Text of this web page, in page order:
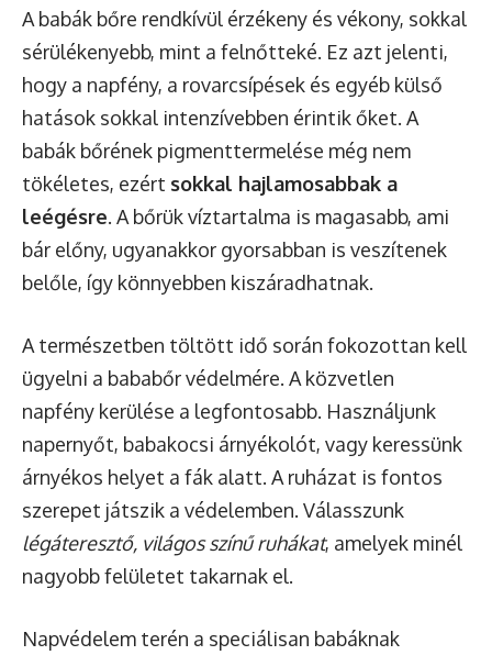
A babák bőre rendkívül érzékeny és vékony, sokkal
sérülékenyebb, mint a felnőtteké. Ez azt jelenti,
hogy a napfény, a rovarcsípések és egyéb külső
hatások sokkal intenzívebben érintik őket. A
babák bőrének pigmenttermelése még nem
tökéletes, ezért sokkal hajlamosabbak a
leégésre. A bőrük víztartalma is magasabb, ami
bár előny, ugyanakkor gyorsabban is veszítenek
belőle, így könnyebben kiszáradhatnak.
A természetben töltött idő során fokozottan kell
ügyelni a bababőr védelmére. A közvetlen
napfény kerülése a legfontosabb. Használjunk
napernyőt, babakocsi árnyékolót, vagy keressünk
árnyékos helyet a fák alatt. A ruházat is fontos
szerepet játszik a védelemben. Válasszunk
légáteresztő, világos színű ruhákat, amelyek minél
nagyobb felületet takarnak el.
Napvédelem terén a speciálisan babáknak